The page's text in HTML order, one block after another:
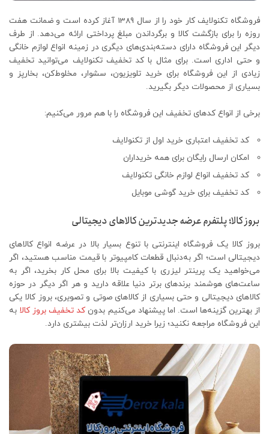
فروشگاه تکنولایف کار خود را از سال 1389 آغاز کرده است و ضمانت هفت
روزه را برای بازگشت کالا و برگرداندن مبلغ پرداختی ارائه می‌دهد. از طرف
دیگر این فروشگاه دارای دسته‌بندی‌های دیگری در زمینه انواع لوازم خانگی
و حتی اداری است. برای مثال با کد تخفیف تکنولایف می‌توانید تخفیف
زیادی از این فروشگاه برای خرید تلویزیون، سشوار، مخلوط‌کن، بخارپز و
بسیاری از محصولات دیگر بگیرید.
برخی از انواع کدهای تخفیف این فروشگاه را با هم مرور می‌کنیم:
کد تخفیف اعتباری خرید اول از تکنولایف
امکان ارسال رایگان برای همه خریداران
کد تخفیف انواع لوازم خانگی تکنولایف
کد تخفیف برای خرید گوشی موبایل
بروز کالا؛ پلتفرم عرضه جدیدترین کالاهای دیجیتالی
بروز کالا یک فروشگاه اینترنتی با تنوع بسیار بالا در عرضه انواع کالاهای
دیجیتالی است؛ اگر به‌دنبال قطعات کامپیوتر با قیمت مناسب هستید، اگر
می‌خواهید یک پرینتر لیزری با کیفیت بالا برای محل کار بخرید، اگر به
ساعت‌های هوشمند برندهای برتر دنیا علاقه دارید و هر اگر دیگر در حوزه
کالاهای دیجیتالی و حتی بسیاری از کالاهای صوتی و تصویری، بروز کالا یکی
از بهترین گزینه‌ها است. اما پیشنهاد می‌کنیم بدون کد تخفیف بروز کالا به
این فروشگاه مراجعه نکنید؛ زیرا خرید ارزان‌تر لذت بیشتری دارد.